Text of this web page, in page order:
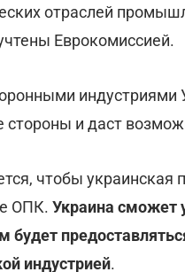
отраслей
Еврокомиссией.
индустриями
стороны и даст
чтобы
ОПК. Украина сможет
будет
индустрией.